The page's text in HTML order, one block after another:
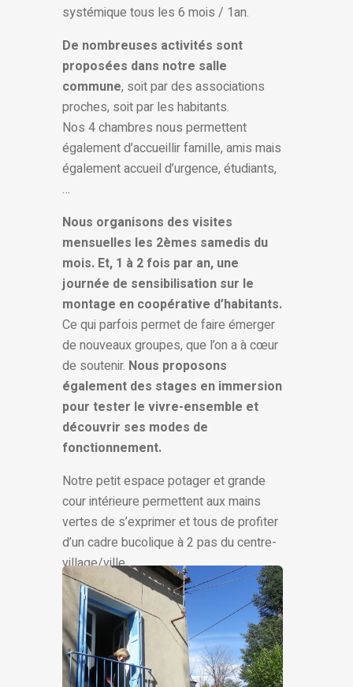
systémique tous les 6 mois / 1an.
De nombreuses activités sont
proposées dans notre salle
commune, soit par des associations
proches, soit par les habitants.
Nos 4 chambres nous permettent
également d’accueillir famille, amis mais
également accueil d’urgence, étudiants,
…
Nous organisons des visites
mensuelles les 2èmes samedis du
mois. Et, 1 à 2 fois par an, une
journée de sensibilisation sur le
montage en coopérative d’habitants.
Ce qui parfois permet de faire émerger
de nouveaux groupes, que l’on a à cœur
de soutenir. Nous proposons
également des stages en immersion
pour tester le vivre-ensemble et
découvrir ses modes de
fonctionnement.
Notre petit espace potager et grande
cour intérieure permettent aux mains
vertes de s’exprimer et tous de profiter
d’un cadre bucolique à 2 pas du centre-
village/ville.